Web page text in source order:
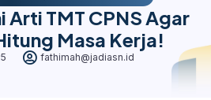
Arti TMT CPNS Agar
Masa Kerja!
fathimah@jadiasn.id